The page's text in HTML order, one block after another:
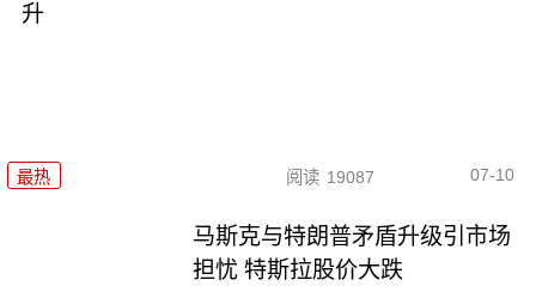
升
最热 阅读 19087 07-10
马斯克与特朗普矛盾升级引市场
担忧 特斯拉股价大跌